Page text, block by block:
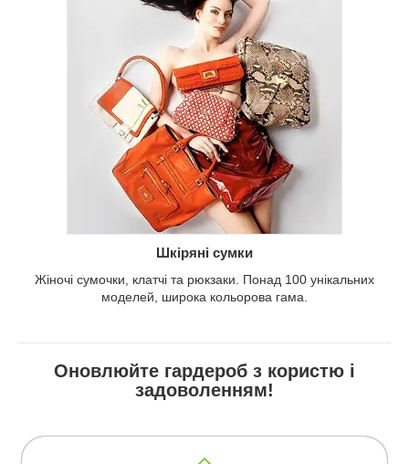
Шкіряні сумки
Жіночі сумочки, клатчі та рюкзаки. Понад 100 унікальних
моделей, широка кольорова гама.
Оновлюйте гардероб з користю і
задоволенням!